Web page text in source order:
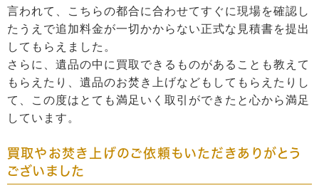
言われて、こちらの都合に合わせてすぐに現場を確認し
たうえで追加料金が一切かからない正式な見積書を提出
してもらえました。
さらに、遺品の中に買取できるものがあることも教えて
もらえたり、遺品のお焚き上げなどもしてもらえたりし
て、この度はとても満足いく取引ができたと心から満足
しています。
買取やお焚き上げのご依頼もいただきありがとう
ございました